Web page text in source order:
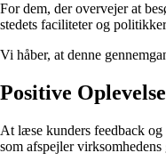
For dem, der overvejer at
stedets faciliteter og
Vi håber, at denne
Positive
At læse kunders feedback
som afspejler